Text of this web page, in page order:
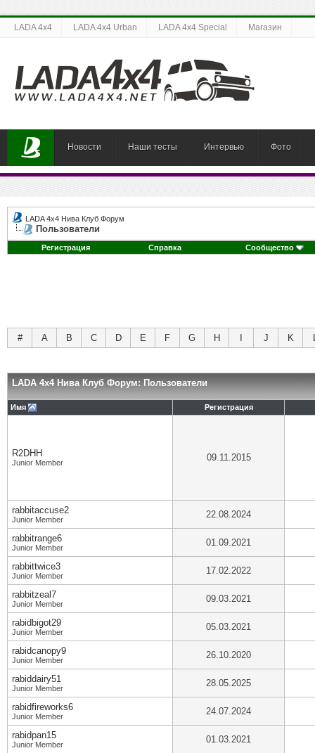
LADA 4x4 LADA 4x4 Urban LADA 4x4 Special Магазин
Новости Наши тесты Интервью Фото
LADA 4x4 Нива Клуб Форум
Пользователи
Регистрация Справка Сообщество
# A B C D E F G H J K
LADA 4x4 Нива Клуб Форум: Пользователи
Имя Регистрация
R2DHH
Junior Member 09.11.2015
rabbitaccuse2
Junior Member 22.08.2024
rabbitrange6
Junior Member 01.09.2021
rabbittwice3
Junior Member 17.02.2022
rabbitzeal7
Junior Member 09.03.2021
rabidbigot29
Junior Member 05.03.2021
rabidcanopy9
Junior Member 26.10.2020
rabiddairy51
Junior Member 28.05.2025
rabidfireworks6
Junior Member 24.07.2024
rabidpan15
Junior Member 01.03.2021